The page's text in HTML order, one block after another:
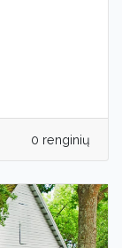
0 renginių